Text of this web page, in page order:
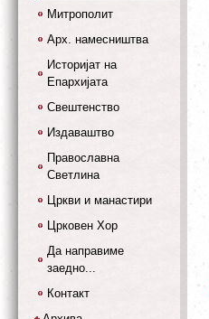
Митрополит
Арх. намесништва
Историјат на
Епархијата
Свештенство
Издаваштво
Православна
Светлина
Цркви и манастири
Црковен Хор
Да направиме
заедно...
Контакт